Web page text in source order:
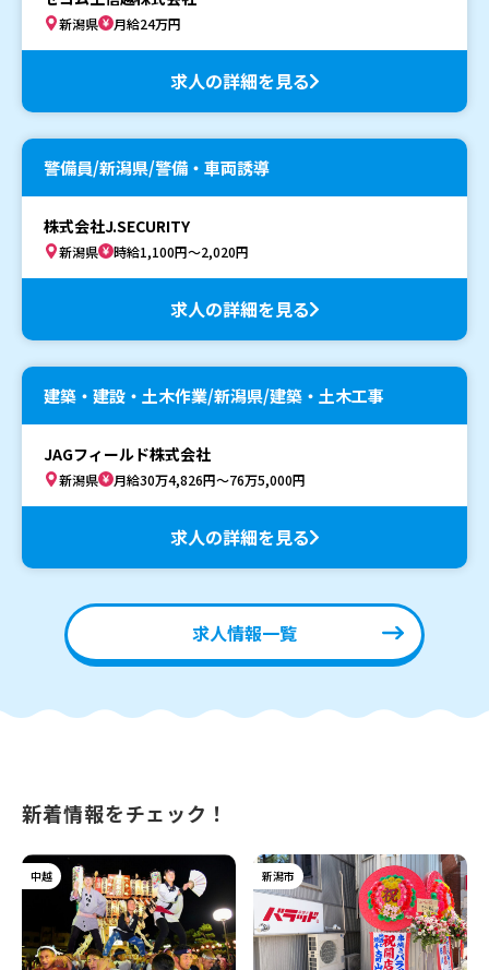
新潟県 月給24万円
求人の詳細を見る
警備員/新潟県/警備・車両誘導
株式会社J.SECURITY
新潟県 時給1,100円～2,020円
求人の詳細を見る
建築・建設・土木作業/新潟県/建築・土木工事
JAGフィールド株式会社
新潟県 月給30万4,826円～76万5,000円
求人の詳細を見る
求人情報一覧
新着情報をチェック！
中越 新潟市